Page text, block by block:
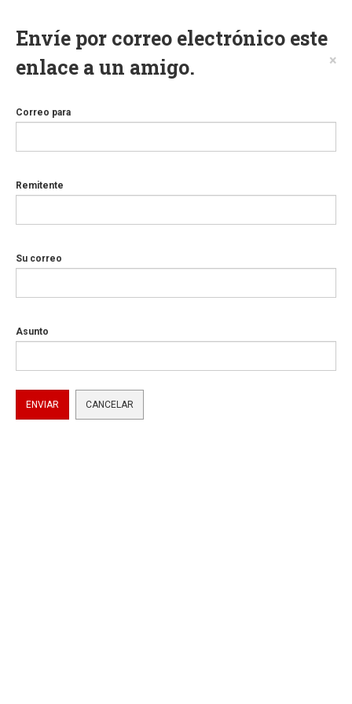
Envíe por correo electrónico este
enlace a un amigo.
×
Correo para
Remitente
Su correo
Asunto
ENVIAR CANCELAR